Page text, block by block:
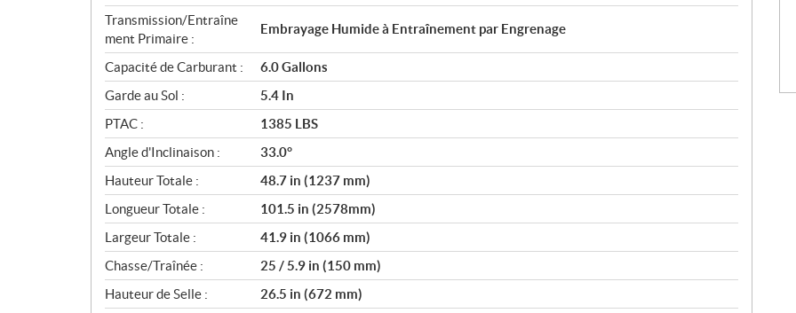
Transmission/Entraîne
ment Primaire :
Embrayage Humide à Entraînement par Engrenage
Capacité de Carburant :
6.0 Gallons
Garde au Sol :
5.4 In
PTAC :
1385 LBS
Angle d'Inclinaison :
33.0°
Hauteur Totale :
48.7 in (1237 mm)
Longueur Totale :
101.5 in (2578mm)
Largeur Totale :
41.9 in (1066 mm)
Chasse/Traînée :
25 / 5.9 in (150 mm)
Hauteur de Selle :
26.5 in (672 mm)